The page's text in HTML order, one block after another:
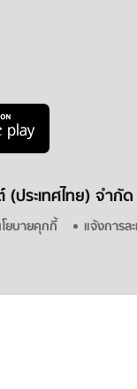
ประเทศไทย) จำกัด
ยบายคุกกี้ แจ้งการล